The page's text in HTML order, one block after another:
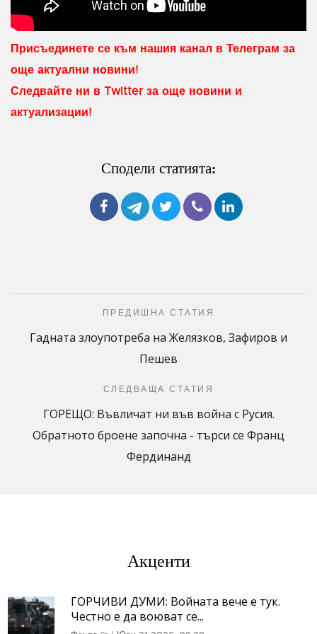
Присъединете се към нашия канал в Телеграм за
още актуални новини!
Следвайте ни в Twitter за още новини и
актуализации!
Сподели статията:
ПРЕДИШНА СТАТИЯ
Гадната злоупотреба на Желязков, Зафиров и
Пешев
СЛЕДВАЩА СТАТИЯ
ГОРЕЩО: Въвличат ни във война с Русия.
Обратното броене започна - търси се Франц
Фердинанд
Акценти
ГОРЧИВИ ДУМИ: Войната вече е тук.
Честно е да воюват се...